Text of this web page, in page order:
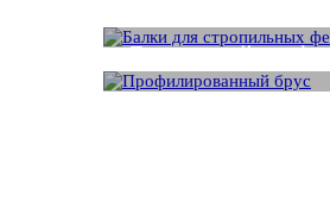
Деревянный